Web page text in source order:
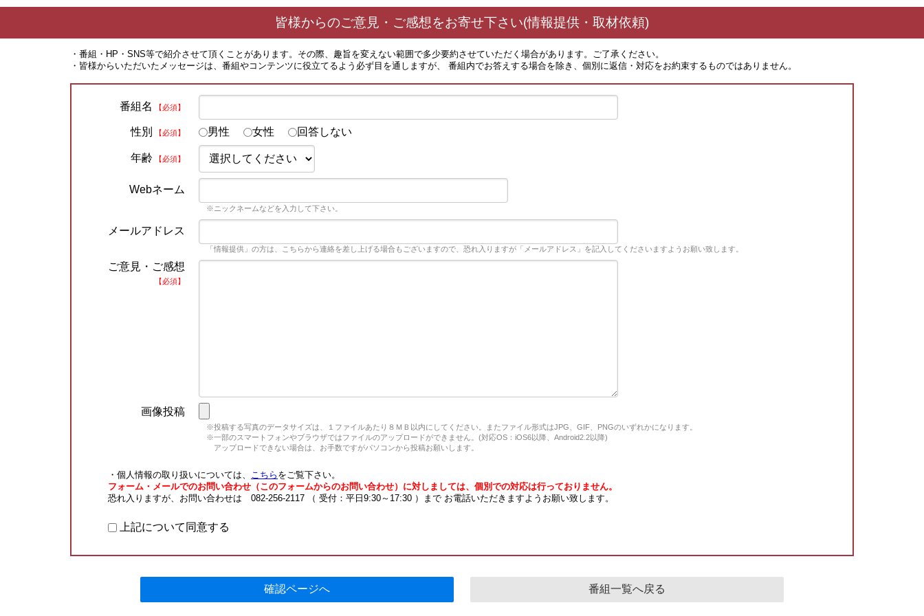
皆様からのご意見・ご感想をお寄せ下さい(情報提供・取材依頼)
・番組・HP・SNS等で紹介させて頂くことがあります。その際、趣旨を変えない範囲で多少要約させていただく場合があります。ご了承ください。
・皆様からいただいたメッセージは、番組やコンテンツに役立てるよう必ず目を通しますが、 番組内でお答えする場合を除き、個別に返信・対応をお約束するものではありません。
番組名 【必須】
性別 【必須】 男性 女性 回答しない
年齢 【必須】
Webネーム
※ニックネームなどを入力して下さい。
メールアドレス
「情報提供」の方は、こちらから連絡を差し上げる場合もございますので、恐れ入りますが「メールアドレス」を記入してくださいますようお願い致します。
ご意見・ご感想
【必須】
画像投稿
※投稿する写真のデータサイズは、１ファイルあたり８ＭＢ以内にしてください。またファイル形式はJPG、GIF、PNGのいずれかになります。
※一部のスマートフォンやブラウザではファイルのアップロードができません。(対応OS：iOS6以降、Android2.2以降)
アップロードできない場合は、お手数ですがパソコンから投稿お願いします。
・個人情報の取り扱いについては、 こちら をご覧下さい。
フォーム・メールでのお問い合わせ（このフォームからのお問い合わせ）に対しましては、個別での対応は行っておりません。
恐れ入りますが、お問い合わせは 082-256-2117 （ 受付：平日9:30～17:30 ）まで お電話いただきますようお願い致します。
上記について同意する
確認ページへ 番組一覧へ戻る